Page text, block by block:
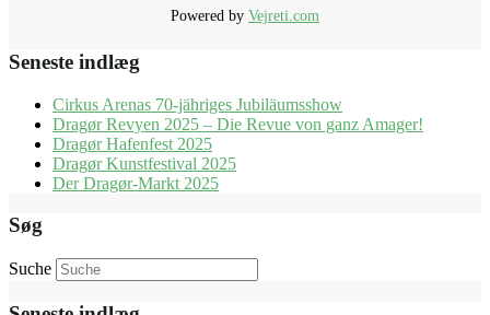
Powered by Vejreti.com
Seneste indlæg
Cirkus Arenas 70-jähriges Jubiläumsshow
Dragør Revyen 2025 – Die Revue von ganz Amager!
Dragør Hafenfest 2025
Dragør Kunstfestival 2025
Der Dragør-Markt 2025
Søg
Suche